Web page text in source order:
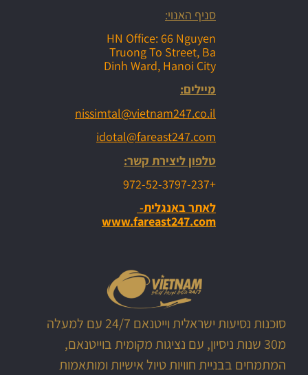
סניף האנוי:
HN Office: 66 Nguyen
Truong To Street, Ba
Dinh Ward, Hanoi City
מיילים:
nissimtal@vietnam247.co.il
idotal@fareast247.com
טלפון ליצירת קשר:
+972-52-3797-237
לאתר באנגלית-
www.fareast247.com
סוכנות נסיעות ישראלית וייטנאם 24/7 עם למעלה
מ30 שנות ניסיון, עם נציגות מקומית בוייטנאם,
המתמחים בבניית חוויות טיול אישיות ומותאמות